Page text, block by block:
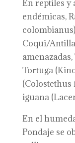
En reptiles y
endémicas,
Coqui/
Tortuga
iguana
En el
Pondaje se